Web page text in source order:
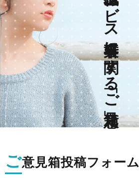
退職代行サービス事業者に関する「ご意見箱」
ご意見箱投稿フォーム